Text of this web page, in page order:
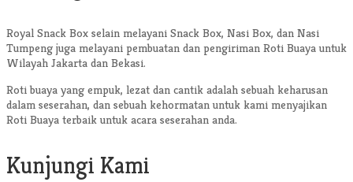
Royal Snack Box selain melayani Snack Box, Nasi Box, dan Nasi
Tumpeng juga melayani pembuatan dan pengiriman Roti Buaya untuk
Wilayah Jakarta dan Bekasi.
Roti buaya yang empuk, lezat dan cantik adalah sebuah keharusan
dalam seserahan, dan sebuah kehormatan untuk kami menyajikan
Roti Buaya terbaik untuk acara seserahan anda.
Kunjungi Kami